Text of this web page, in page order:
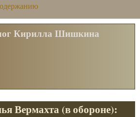
Кирилла Шишкина
Вермахта (в обороне):